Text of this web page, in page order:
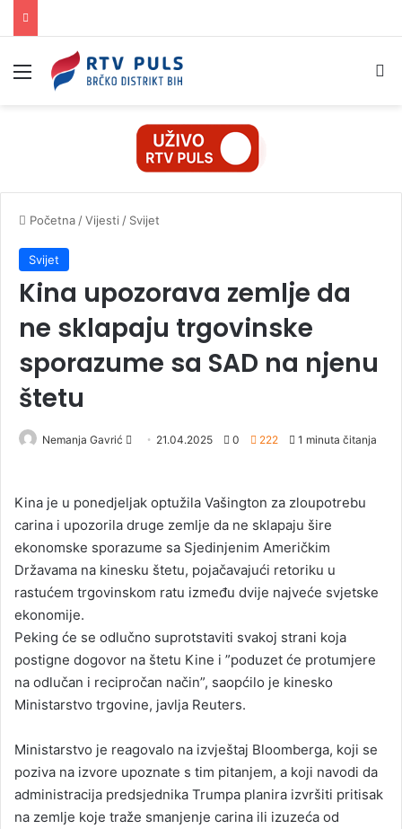
Izbornik
Početna /Vijesti / Svijet
Svijet
Kina upozorava zemlje da
ne sklapaju trgovinske
sporazume sa SAD na njenu
štetu
Nemanja Gavrić
d
a
n
e
m
i
l
21.04.2025 0 222 1 minuta čitanja
Kina je u ponedjeljak optužila Vašington za zloupotrebu
carina i upozorila druge zemlje da ne sklapaju šire
ekonomske sporazume sa Sjedinjenim Američkim
Državama na kinesku štetu, pojačavajući retoriku u
rastućem trgovinskom ratu između dvije najveće svjetske
ekonomije.
Peking će se odlučno suprotstaviti svakoj strani koja
postigne dogovor na štetu Kine i ”poduzet će protumjere
na odlučan i recipročan način”, saopćilo je kinesko
Ministarstvo trgovine, javlja Reuters.
Ministarstvo je reagovalo na izvještaj Bloomberga, koji se
poziva na izvore upoznate s tim pitanjem, a koji navodi da
administracija predsjednika Trumpa planira izvršiti pritisak
na zemlje koje traže smanjenje carina ili izuzeća od